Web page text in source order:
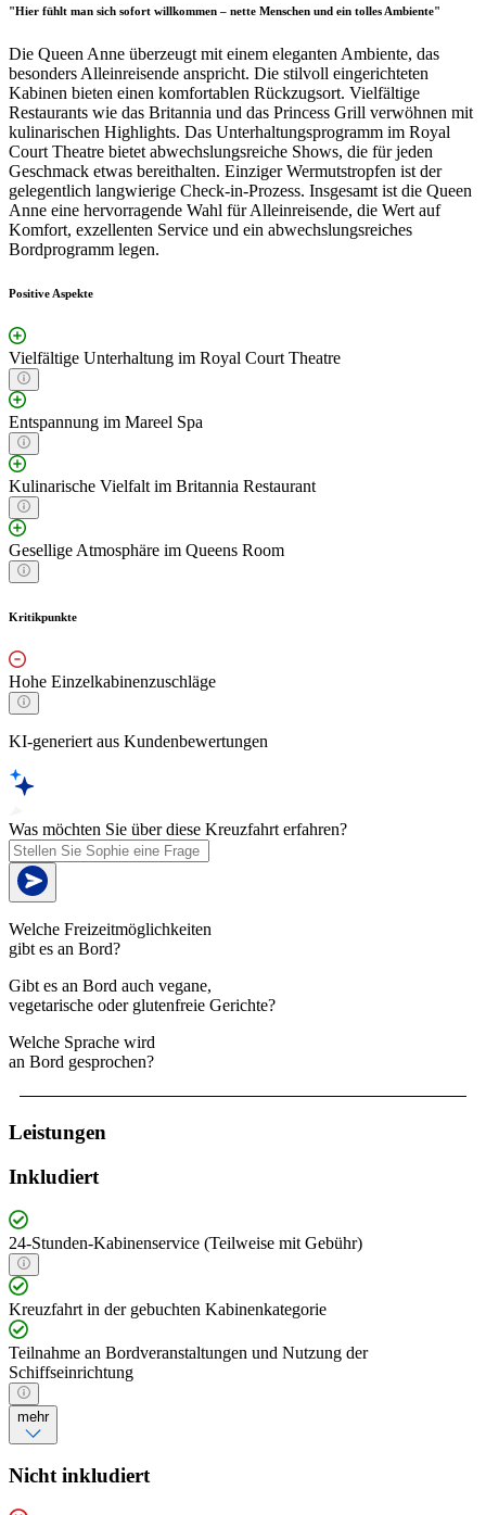
"Hier fühlt man sich sofort willkommen – nette Menschen und ein tolles Ambiente"
Die Queen Anne überzeugt mit einem eleganten Ambiente, das
besonders Alleinreisende anspricht. Die stilvoll eingerichteten
Kabinen bieten einen komfortablen Rückzugsort. Vielfältige
Restaurants wie das Britannia und das Princess Grill verwöhnen mit
kulinarischen Highlights. Das Unterhaltungsprogramm im Royal
Court Theatre bietet abwechslungsreiche Shows, die für jeden
Geschmack etwas bereithalten. Einziger Wermutstropfen ist der
gelegentlich langwierige Check-in-Prozess. Insgesamt ist die Queen
Anne eine hervorragende Wahl für Alleinreisende, die Wert auf
Komfort, exzellenten Service und ein abwechslungsreiches
Bordprogramm legen.
Positive Aspekte
Vielfältige Unterhaltung im Royal Court Theatre
Entspannung im Mareel Spa
Kulinarische Vielfalt im Britannia Restaurant
Gesellige Atmosphäre im Queens Room
Kritikpunkte
Hohe Einzelkabinenzuschläge
KI-generiert aus Kundenbewertungen
Was möchten Sie über diese Kreuzfahrt erfahren?
Welche Freizeitmöglichkeiten
gibt es an Bord?
Gibt es an Bord auch vegane,
vegetarische oder glutenfreie Gerichte?
Welche Sprache wird
an Bord gesprochen?
Leistungen
Inkludiert
24-Stunden-Kabinenservice (Teilweise mit Gebühr)
Kreuzfahrt in der gebuchten Kabinenkategorie
Teilnahme an Bordveranstaltungen und Nutzung der
Schiffseinrichtung
mehr
Nicht inkludiert